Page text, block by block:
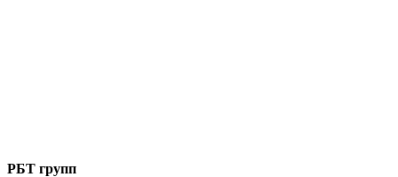
РБТ групп